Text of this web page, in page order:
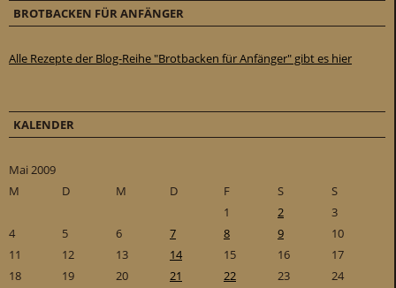
BROTBACKEN FÜR ANFÄNGER
Alle Rezepte der Blog-Reihe "Brotbacken für Anfänger" gibt es hier
KALENDER
Mai 2009
M
D M D F S
S
1
2
3
4
5 6 7 8 9
10
11
12 13 14 15 16
17
18
19 20 21 22 23
24